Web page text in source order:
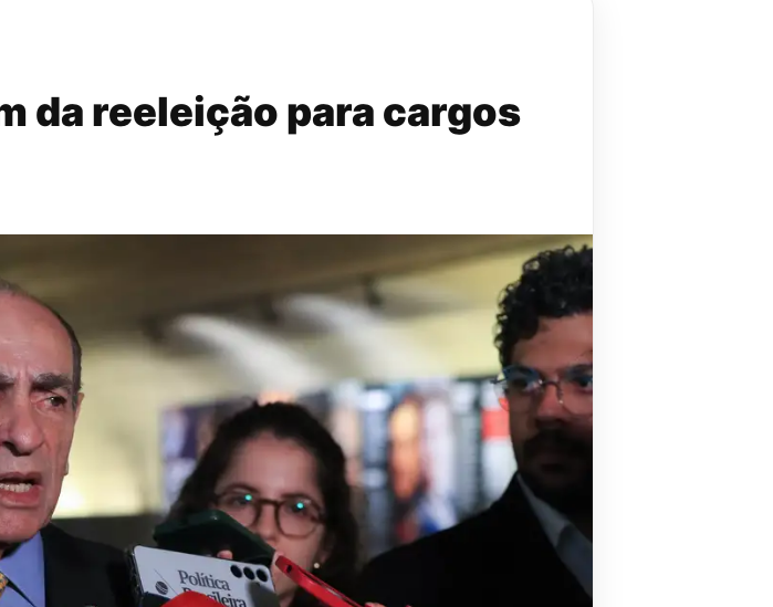
da reeleição para cargos